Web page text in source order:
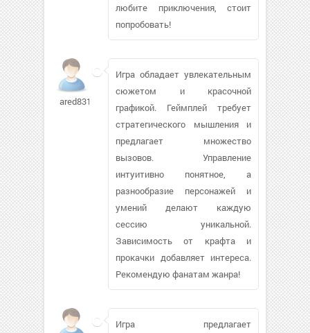
любите приключения, стоит
попробовать!
ared83129
Игра обладает увлекательным
сюжетом и красочной
графикой. Геймплей требует
стратегического мышления и
предлагает множество
вызовов. Управление
интуитивно понятное, а
разнообразие персонажей и
умений делают каждую
сессию уникальной.
Зависимость от крафта и
прокачки добавляет интереса.
Рекомендую фанатам жанра!
Игра предлагает